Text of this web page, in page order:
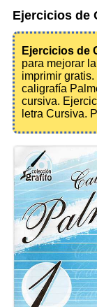
Ejercicios de
Ejercicios de
para mejorar
imprimir
caligrafía
cursiva.
letra Cursiva.